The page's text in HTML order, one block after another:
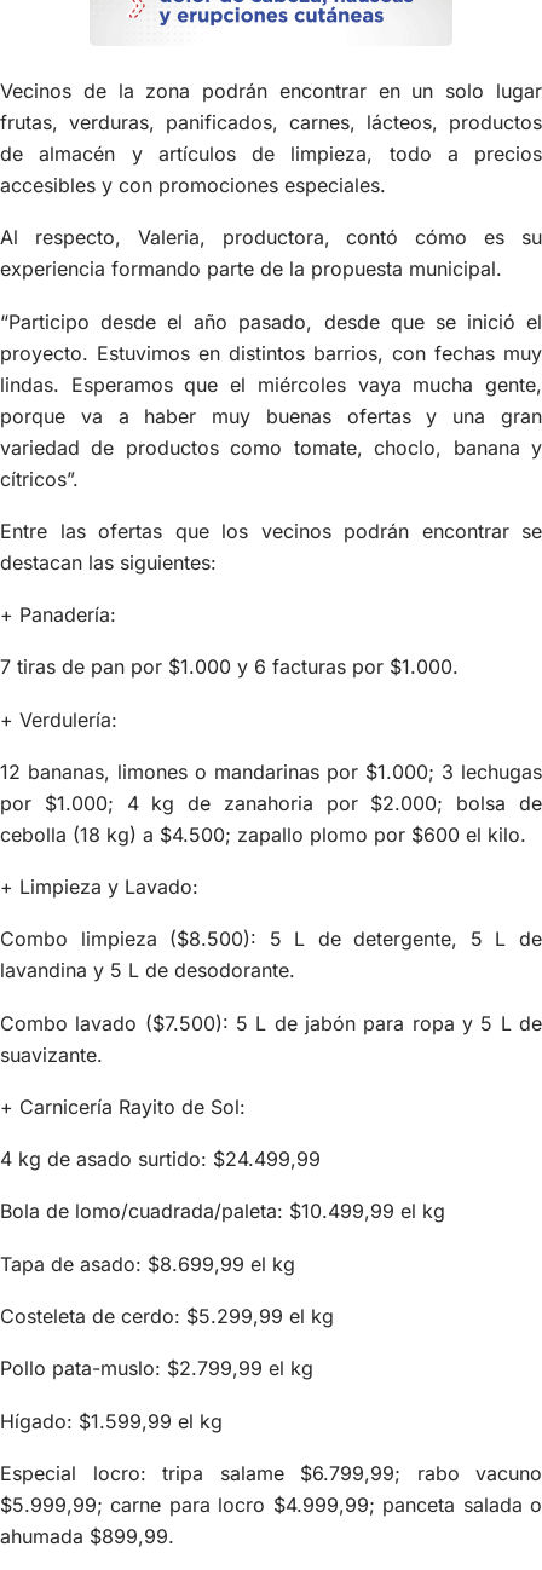
Vecinos de la zona podrán encontrar en un solo lugar
frutas, verduras, panificados, carnes, lácteos, productos
de almacén y artículos de limpieza, todo a precios
accesibles y con promociones especiales.
Al respecto, Valeria, productora, contó cómo es su
experiencia formando parte de la propuesta municipal.
“Participo desde el año pasado, desde que se inició el
proyecto. Estuvimos en distintos barrios, con fechas muy
lindas. Esperamos que el miércoles vaya mucha gente,
porque va a haber muy buenas ofertas y una gran
variedad de productos como tomate, choclo, banana y
cítricos”.
Entre las ofertas que los vecinos podrán encontrar se
destacan las siguientes:
+ Panadería:
7 tiras de pan por $1.000 y 6 facturas por $1.000.
+ Verdulería:
12 bananas, limones o mandarinas por $1.000; 3 lechugas
por $1.000; 4 kg de zanahoria por $2.000; bolsa de
cebolla (18 kg) a $4.500; zapallo plomo por $600 el kilo.
+ Limpieza y Lavado:
Combo limpieza ($8.500): 5 L de detergente, 5 L de
lavandina y 5 L de desodorante.
Combo lavado ($7.500): 5 L de jabón para ropa y 5 L de
suavizante.
+ Carnicería Rayito de Sol:
4 kg de asado surtido: $24.499,99
Bola de lomo/cuadrada/paleta: $10.499,99 el kg
Tapa de asado: $8.699,99 el kg
Costeleta de cerdo: $5.299,99 el kg
Pollo pata-muslo: $2.799,99 el kg
Hígado: $1.599,99 el kg
Especial locro: tripa salame $6.799,99; rabo vacuno
$5.999,99; carne para locro $4.999,99; panceta salada o
ahumada $899,99.